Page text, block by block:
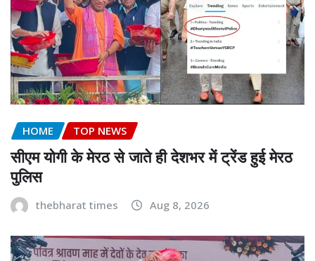
HOME TOP NEWS
सीएम योगी के मेरठ से जाते ही देशभर में ट्रेंड हुई मेरठ
पुलिस
thebharat times Aug 8, 2026